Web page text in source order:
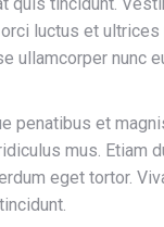
luctus et
ullamcorper nunc
penatibus et
mus. Etiam
eget tortor.